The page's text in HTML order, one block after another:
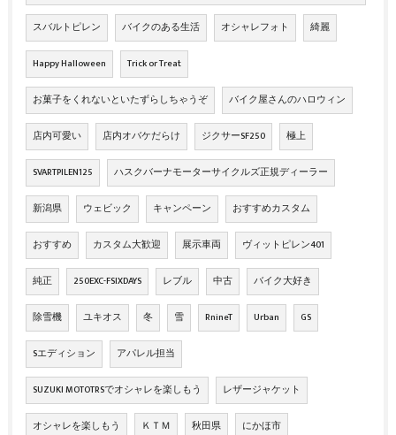
スバルトピレン バイクのある生活 オシャレフォト 綺麗
Happy Halloween Trick or Treat
お菓子をくれないといたずらしちゃうぞ バイク屋さんのハロウィン
店内可愛い 店内オバケだらけ ジクサーSF250 極上
SVARTPILEN125 ハスクバーナモーターサイクルズ正規ディーラー
新潟県 ウェビック キャンペーン おすすめカスタム
おすすめ カスタム大歓迎 展示車両 ヴィットピレン401
純正 250EXC-FSIXDAYS レブル 中古 バイク大好き
除雪機 ユキオス 冬 雪 RnineT Urban GS
Sエディション アパレル担当
SUZUKI MOTOTRSでオシャレを楽しもう レザージャケット
オシャレを楽しもう ＫＴＭ 秋田県 にかほ市